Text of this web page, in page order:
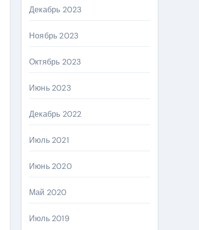
Декабрь 2023
Ноябрь 2023
Октябрь 2023
Июнь 2023
Декабрь 2022
Июль 2021
Июнь 2020
Май 2020
Июль 2019